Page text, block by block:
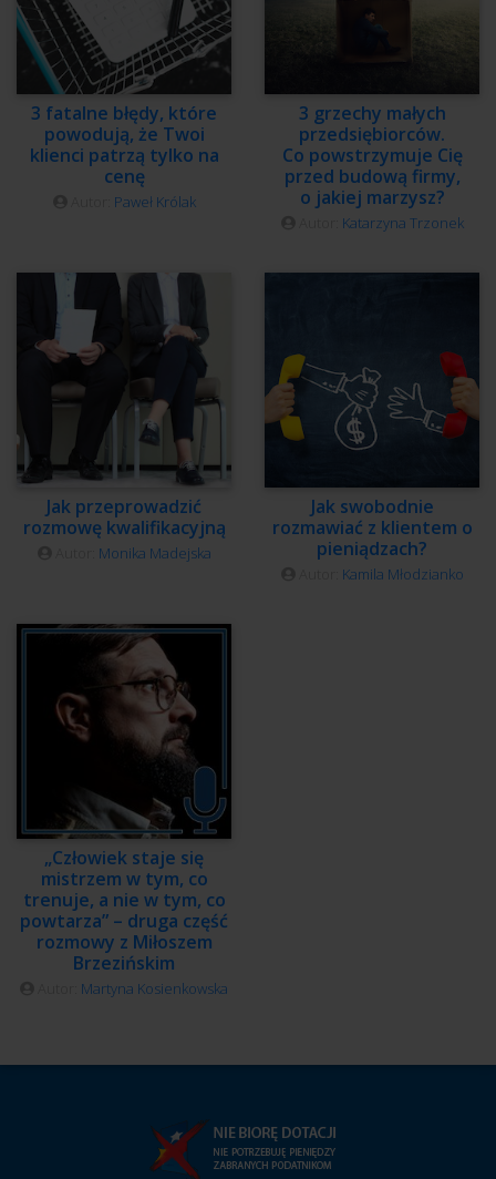
3 fatalne błędy, które
powodują, że Twoi
klienci patrzą tylko na
cenę
Paweł Królak
3 grzechy małych
przedsiębiorców.
Co powstrzymuje Cię
przed budową firmy,
o jakiej marzysz?
Katarzyna Trzonek
Jak przeprowadzić
rozmowę kwalifikacyjną
Monika Madejska
Jak swobodnie
rozmawiać z klientem o
pieniądzach?
Kamila Młodzianko
„Człowiek staje się
mistrzem w tym, co
trenuje, a nie w tym, co
powtarza” – druga część
rozmowy z Miłoszem
Brzezińskim
Martyna Kosienkowska